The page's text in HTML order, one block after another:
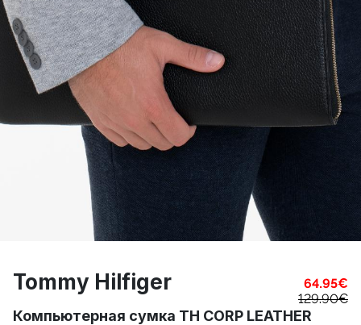
Tommy Hilfiger 64.95€
129.90€
Компьютерная сумка TH CORP LEATHER